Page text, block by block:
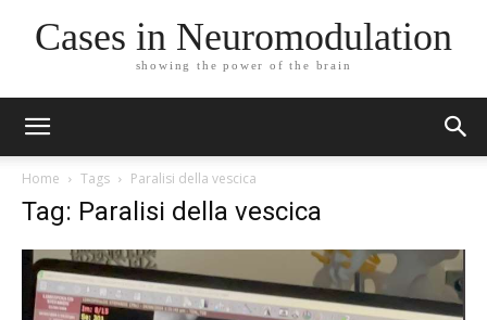
Cases in Neuromodulation
showing the power of the brain
Home Tags Paralisi della vescica
Tag: Paralisi della vescica